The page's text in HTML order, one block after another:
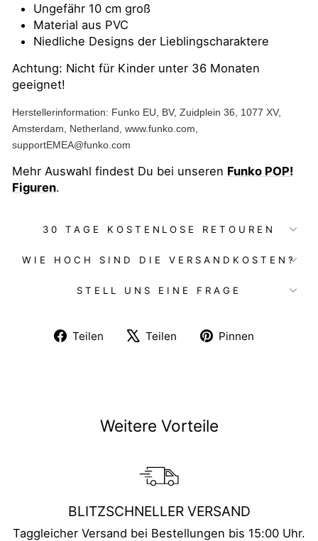
Ungefähr 10 cm groß
Material aus PVC
Niedliche Designs der Lieblingscharaktere
Achtung: Nicht für Kinder unter 36 Monaten
geeignet!
Herstellerinformation: Funko EU, BV, Zuidplein 36, 1077 XV,
Amsterdam, Netherland, www.funko.com,
supportEMEA@funko.com
Mehr Auswahl findest Du bei unseren Funko POP!
Figuren.
30 TAGE KOSTENLOSE RETOUREN
WIE HOCH SIND DIE VERSANDKOSTEN?
STELL UNS EINE FRAGE
Teilen
Auf
Teilen
Auf
Pinnen
Weitere Vorteile
BLITZSCHNELLER VERSAND
Taggleicher Versand bei Bestellungen bis 15:00 Uhr.